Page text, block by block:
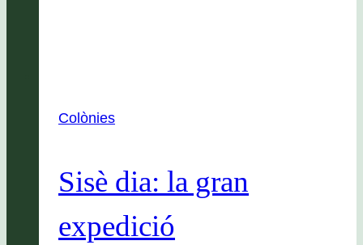
Colònies
Sisè dia: la gran
expedició